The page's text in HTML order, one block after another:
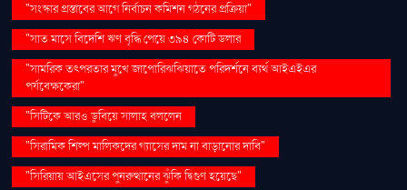
"সংস্কার প্রস্তাবের আগে নির্বাচন কমিশন গঠনের প্রক্রিয়া"
"সাত মাসে বিদেশি ঋণ বৃদ্ধি পেয়ে ৩৯৪ কোটি ডলার
"সামরিক তৎপরতার মুখে জাপোরিঝঝিয়াতে পরিদর্শনে ব্যর্থ আইএইএর
পর্যবেক্ষকেরা"
"সিটিকে আরও ডুবিয়ে সালাহ বললেন
"সিরামিক শিল্প মালিকদের গ্যাসের দাম না বাড়ানোর দাবি"
"সিরিয়ায় আইএসের পুনরুত্থানের ঝুঁকি দ্বিগুণ হয়েছে"